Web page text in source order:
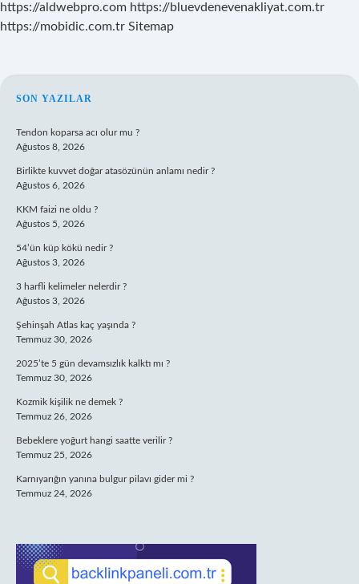
https://aldwebpro.com https://bluevdenevenakliyat.com.tr
https://mobidic.com.tr Sitemap
SIDEBAR
SON YAZILAR
Tendon koparsa acı olur mu ?
Ağustos 8, 2026
Birlikte kuvvet doğar atasözünün anlamı nedir ?
Ağustos 6, 2026
KKM faizi ne oldu ?
Ağustos 5, 2026
54’ün küp kökü nedir ?
Ağustos 3, 2026
3 harfli kelimeler nelerdir ?
Ağustos 3, 2026
Şehinşah Atlas kaç yaşında ?
Temmuz 30, 2026
2025’te 5 gün devamsızlık kalktı mı ?
Temmuz 30, 2026
Kozmik kişilik ne demek ?
Temmuz 26, 2026
Bebeklere yoğurt hangi saatte verilir ?
Temmuz 25, 2026
Karnıyarığın yanına bulgur pilavı gider mi ?
Temmuz 24, 2026